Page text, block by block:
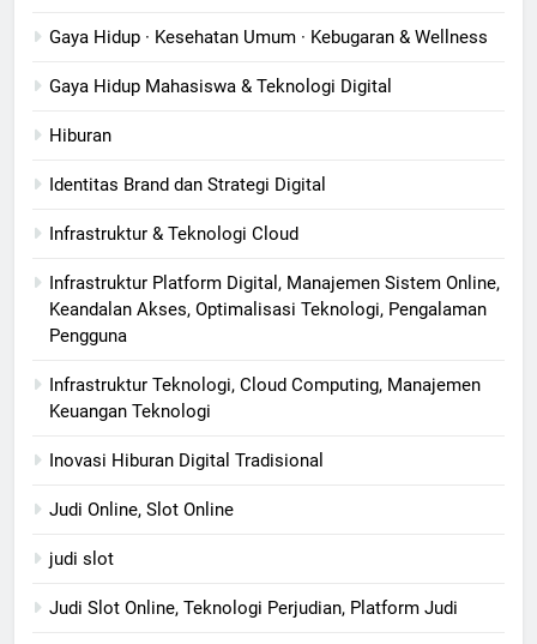
Gaya Hidup · Kesehatan Umum · Kebugaran & Wellness
Gaya Hidup Mahasiswa & Teknologi Digital
Hiburan
Identitas Brand dan Strategi Digital
Infrastruktur & Teknologi Cloud
Infrastruktur Platform Digital, Manajemen Sistem Online,
Keandalan Akses, Optimalisasi Teknologi, Pengalaman
Pengguna
Infrastruktur Teknologi, Cloud Computing, Manajemen
Keuangan Teknologi
Inovasi Hiburan Digital Tradisional
Judi Online, Slot Online
judi slot
Judi Slot Online, Teknologi Perjudian, Platform Judi